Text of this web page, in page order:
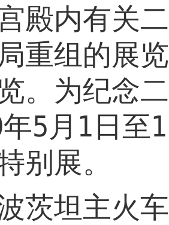
殿内有关
重组的展
。为纪念
5月1日至
别展。
茨坦主火